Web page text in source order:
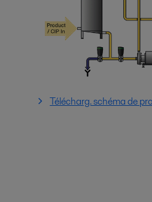
Télécharg. schéma de